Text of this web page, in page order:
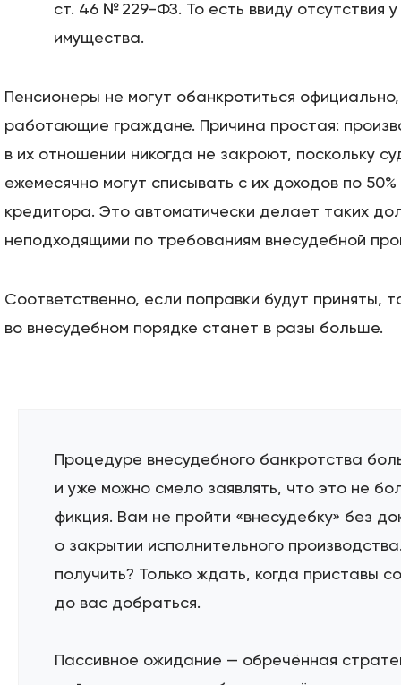
ст. 46 № 229-ФЗ. То есть ввиду отсутствия
имущества.
Пенсионеры не могут обанкротиться
работающие граждане. Причина простая:
в их отношении никогда не закроют, поскольку
ежемесячно могут списывать с их доходов по 50%
кредитора. Это автоматически делает таких
неподходящими по требованиям внесудебной
Соответственно, если поправки будут приняты,
во внесудебном порядке станет в разы больше.
Процедуре внесудебного банкротства
и уже можно смело заявлять, что это не
фикция. Вам не пройти «внесудебку» без
о закрытии исполнительного
получить? Только ждать, когда приставы
до вас добраться.
Пассивное ожидание — обречённая